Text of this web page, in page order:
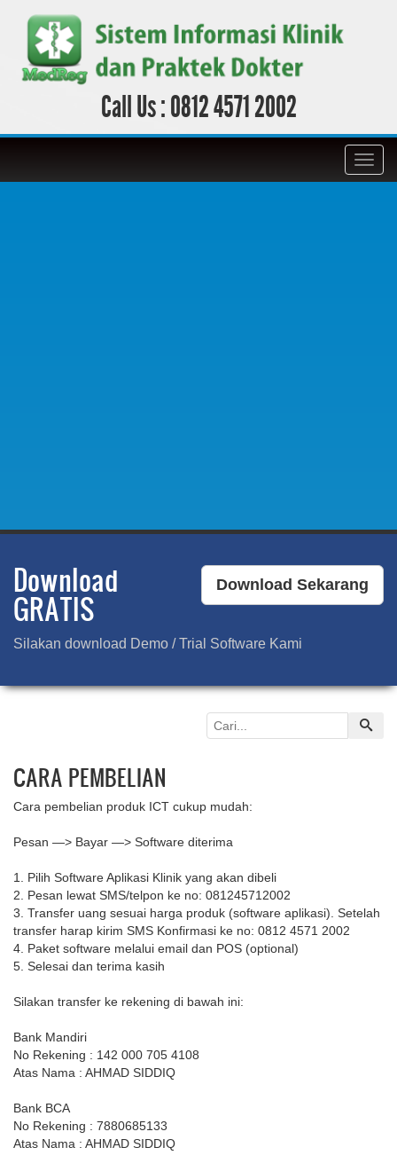
Call Us :0812 4571 2002
Download Sekarang
Download
GRATIS
Silakan download Demo / Trial Software Kami
CARA PEMBELIAN
Cara pembelian produk ICT cukup mudah:
Pesan —> Bayar —> Software diterima
1. Pilih Software Aplikasi Klinik yang akan dibeli
2. Pesan lewat SMS/telpon ke no: 081245712002
3. Transfer uang sesuai harga produk (software aplikasi). Setelah
transfer harap kirim SMS Konfirmasi ke no: 0812 4571 2002
4. Paket software melalui email dan POS (optional)
5. Selesai dan terima kasih
Silakan transfer ke rekening di bawah ini:
Bank Mandiri
No Rekening : 142 000 705 4108
Atas Nama : AHMAD SIDDIQ
Bank BCA
No Rekening : 7880685133
Atas Nama : AHMAD SIDDIQ